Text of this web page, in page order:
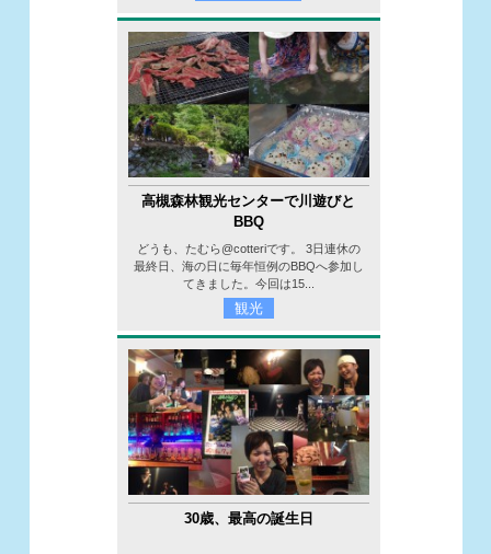
高槻森林観光センターで川遊びと
BBQ
どうも、たむら@cotteriです。 3日連休の
最終日、海の日に毎年恒例のBBQへ参加し
てきました。今回は15...
観光
30歳、最高の誕生日